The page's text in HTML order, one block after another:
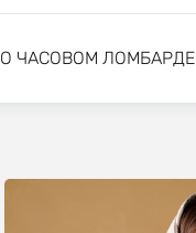
О ЧАСОВОМ ЛОМБАРДЕ